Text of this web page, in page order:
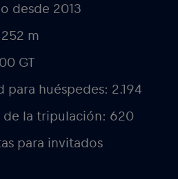
desde 2013
m
GT
para huéspedes: 2.194
de la tripulación: 620
para invitados